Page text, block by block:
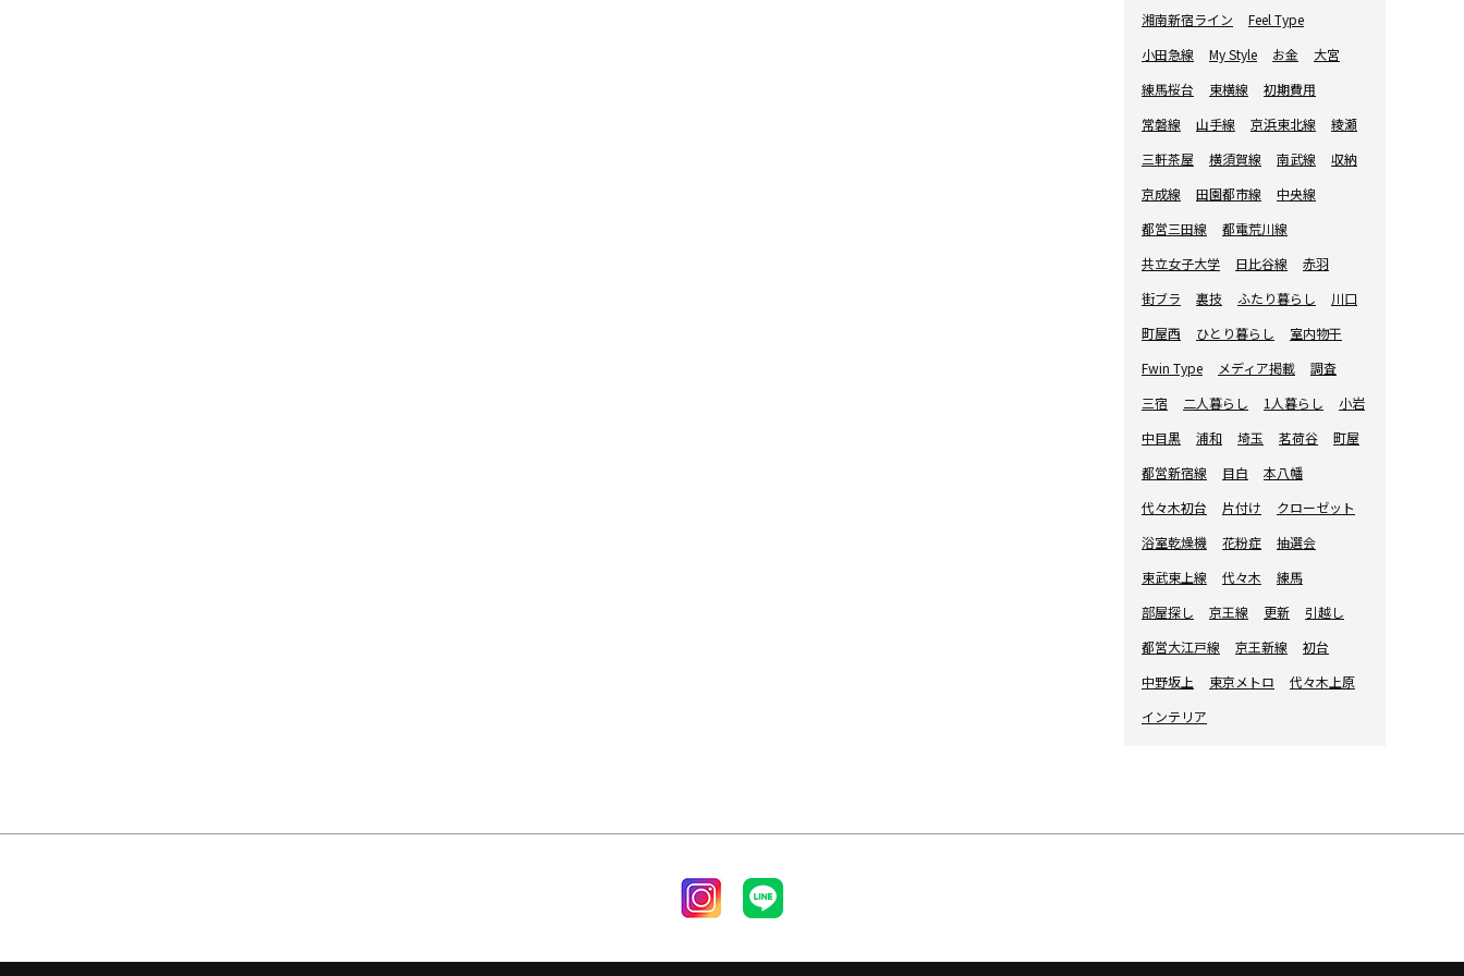
湘南新宿ライン
Feel Type
小田急線
My Style お金
大宮
練馬桜台
東横線
初期費用
常磐線
山手線 京浜東北線
綾瀬
三軒茶屋
横須賀線 南武線
収納
京成線
田園都市線
中央線
都営三田線
都電荒川線
共立女子大学
日比谷線
赤羽
街ブラ
裏技 ふたり暮らし
川口
町屋西
ひとり暮らし
室内物干
Fwin Type
メディア掲載
調査
三宿
二人暮らし 1人暮らし
小岩
中目黒
浦和 埼玉 茗荷谷
町屋
都営新宿線
目白
本八幡
代々木初台
片付け
クローゼット
浴室乾燥機
花粉症
抽選会
東武東上線
代々木
練馬
部屋探し
京王線 更新
引越し
都営大江戸線
京王新線
初台
中野坂上
東京メトロ
代々木上原
インテリア